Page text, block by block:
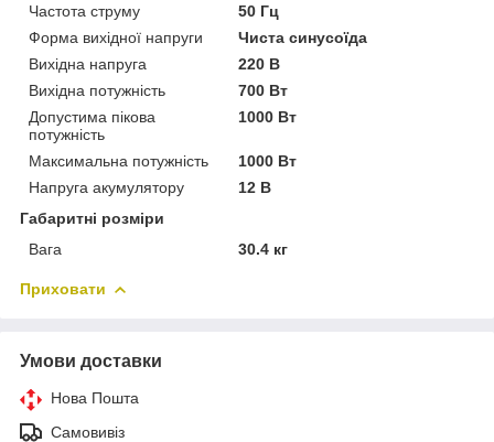
Частота струму
50 Гц
Форма вихідної напруги
Чиста синусоїда
Вихідна напруга
220 В
Вихідна потужність
700 Вт
Допустима пікова
потужність
1000 Вт
Максимальна потужність
1000 Вт
Напруга акумулятору
12 В
Габаритні розміри
Вага
30.4 кг
Приховати
Умови доставки
Нова Пошта
Самовивіз